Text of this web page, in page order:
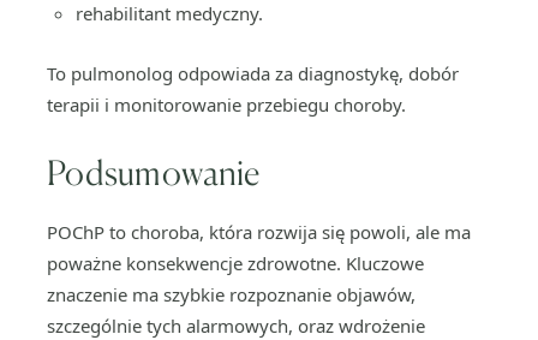
rehabilitant medyczny.
To pulmonolog odpowiada za diagnostykę, dobór
terapii i monitorowanie przebiegu choroby.
Podsumowanie
POChP to choroba, która rozwija się powoli, ale ma
poważne konsekwencje zdrowotne. Kluczowe
znaczenie ma szybkie rozpoznanie objawów,
szczególnie tych alarmowych, oraz wdrożenie